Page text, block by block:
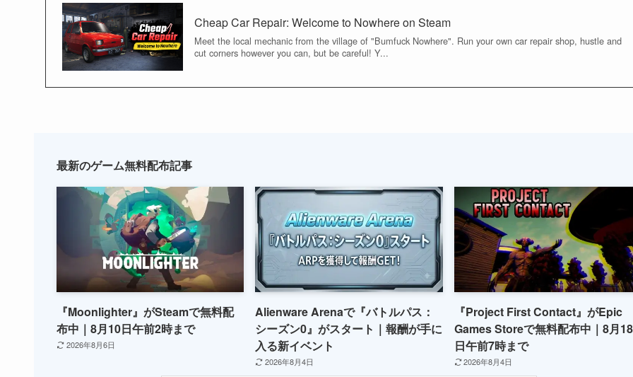
Cheap Car Repair: Welcome to Nowhere on Steam
Meet the local mechanic from the village of "Bumfuck Nowhere". Run your own car repair shop, hustle and
cut corners however you can, but be careful! Y...
最新のゲーム無料配布記事
『Moonlighter』がSteamで無料配
布中｜8月10日午前2時まで
2026年8月6日
Alienware Arenaで『バトルパス：
シーズン0』がスタート｜報酬が手に
入る新イベント
2026年8月4日
『Project First Contact』がEpic
Games Storeで無料配布中｜8月18
日午前7時まで
2026年8月4日